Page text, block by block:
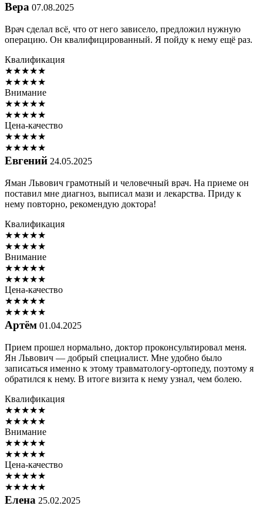
Вера 07.08.2025
Врач сделал всё, что от него зависело, предложил нужную
операцию. Он квалифицированный. Я пойду к нему ещё раз.
Квалификация
★★★★★
★★★★★
Внимание
★★★★★
★★★★★
Цена-качество
★★★★★
★★★★★
Евгений 24.05.2025
Яман Львович грамотный и человечный врач. На приеме он
поставил мне диагноз, выписал мази и лекарства. Приду к
нему повторно, рекомендую доктора!
Квалификация
★★★★★
★★★★★
Внимание
★★★★★
★★★★★
Цена-качество
★★★★★
★★★★★
Артём 01.04.2025
Прием прошел нормально, доктор проконсультировал меня.
Ян Львович — добрый специалист. Мне удобно было
записаться именно к этому травматологу-ортопеду, поэтому я
обратился к нему. В итоге визита к нему узнал, чем болею.
Квалификация
★★★★★
★★★★★
Внимание
★★★★★
★★★★★
Цена-качество
★★★★★
★★★★★
Елена 25.02.2025